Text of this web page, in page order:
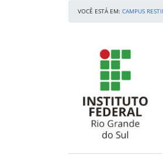
VOCÊ ESTÁ EM: CAMPUS
Início da navegação